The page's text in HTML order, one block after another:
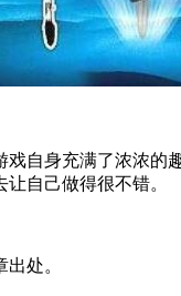
戏自身充满了浓浓的
自己做得很不错。
处。